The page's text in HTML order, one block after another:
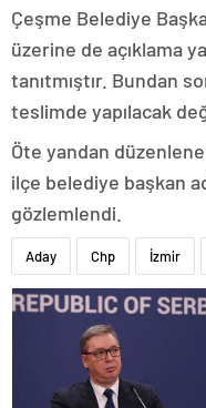
Çeşme Belediye
üzerine de açıklama
tanıtmıştır. Bundan
teslimde yapılacak
Öte yandan
ilçe belediye başkan
gözlemlendi.
Aday Chp İzmir